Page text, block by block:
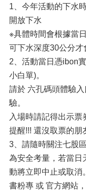
1、今年活動的下水
開放下水
※具體時間會根據當
可下水深度30公分才
2、活動當日憑ibon
小白單)。
請於 六孔碼頭體驗
驗。
入場時請記得出示票
提醒!!! 還沒取票的朋
3、請隨時關注七股
為安全考量，若當日
動將立即中止或取消
書粉專 或 官方網站